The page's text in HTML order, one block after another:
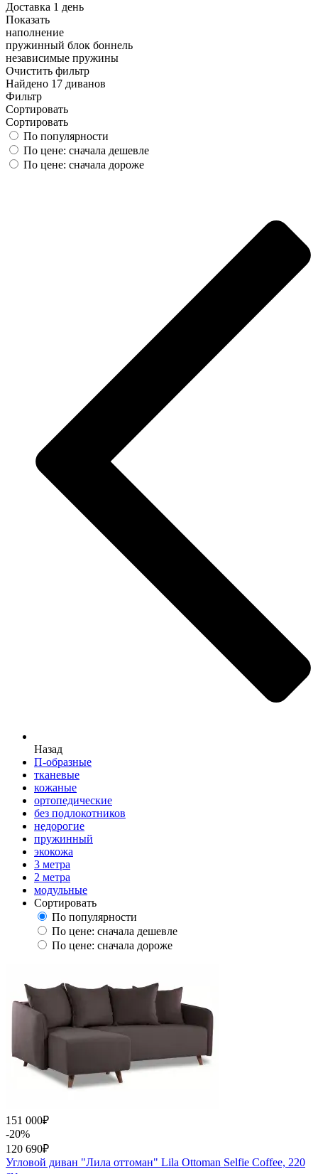
Доставка 1 день
Показать
наполнение
пружинный блок боннель
независимые пружины
Очистить фильтр
Найдено 17 диванов
Фильтр
Сортировать
Сортировать
По популярности
По цене: сначала дешевле
По цене: сначала дороже
Назад
П-образные
тканевые
кожаные
ортопедические
без подлокотников
недорогие
пружинный
экокожа
3 метра
2 метра
модульные
Сортировать
По популярности
По цене: сначала дешевле
По цене: сначала дороже
151 000₽
-20%
120 690₽
Угловой диван "Лила оттоман" Lila Ottoman Selfie Coffee, 220